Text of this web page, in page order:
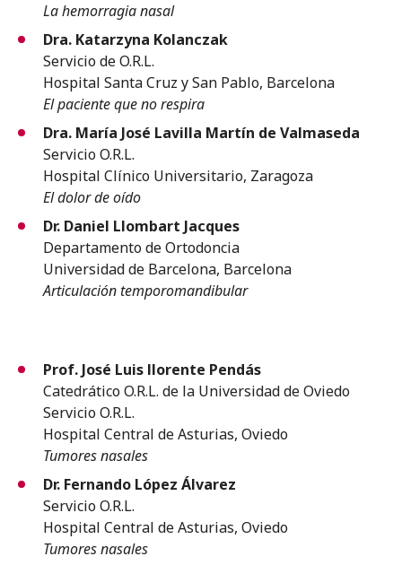
La hemorragia nasal
Dra. Katarzyna Kolanczak
Servicio de O.R.L.
Hospital Santa Cruz y San Pablo, Barcelona
El paciente que no respira
Dra. María José Lavilla Martín de Valmaseda
Servicio O.R.L.
Hospital Clínico Universitario, Zaragoza
El dolor de oído
Dr. Daniel Llombart Jacques
Departamento de Ortodoncia
Universidad de Barcelona, Barcelona
Articulación temporomandibular
Prof. José Luis llorente Pendás
Catedrático O.R.L. de la Universidad de Oviedo
Servicio O.R.L.
Hospital Central de Asturias, Oviedo
Tumores nasales
Dr. Fernando López Álvarez
Servicio O.R.L.
Hospital Central de Asturias, Oviedo
Tumores nasales